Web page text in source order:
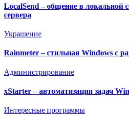
LocalSend – общение в локальной
сервера
Украшение
Rainmeter – стильная Windows с
Администрирование
xStarter – автоматизация задач
Интересные программы